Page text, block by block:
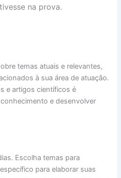
na prova.
temas atuais e relevantes,
à sua área de atuação.
e artigos científicos é
e desenvolver
Escolha temas para
para elaborar suas